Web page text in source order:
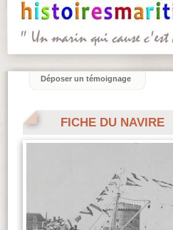
FICHE DU NAVIRE
Déposer un témoignage